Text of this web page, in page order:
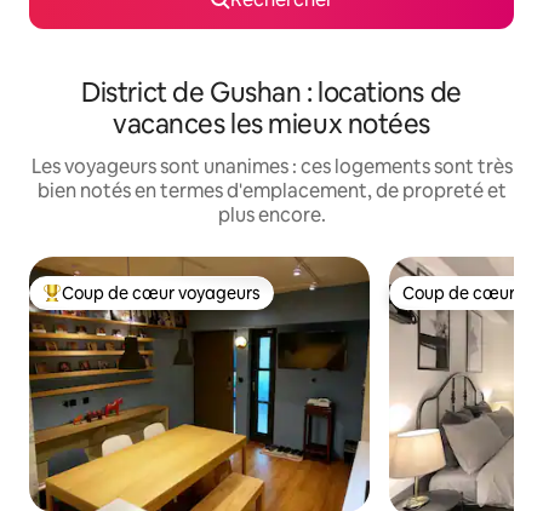
District de Gushan : locations de
vacances les mieux notées
Les voyageurs sont unanimes : ces logements sont très
bien notés en termes d'emplacement, de propreté et
plus encore.
Coups de cœur voyageurs les plus appréciés
Coup de cœur voyageurs Coup de cœur
Coup de cœur